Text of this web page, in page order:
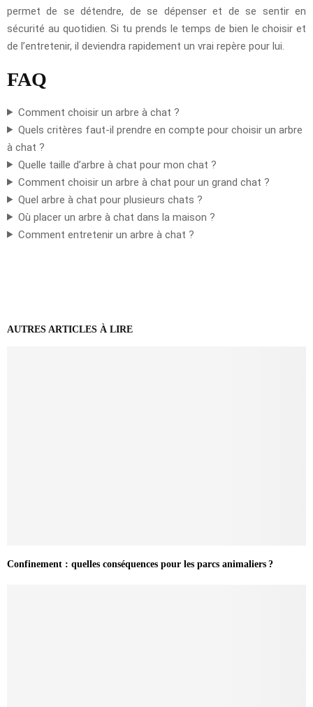
permet de se détendre, de se dépenser et de se sentir en
sécurité au quotidien. Si tu prends le temps de bien le choisir et
de l’entretenir, il deviendra rapidement un vrai repère pour lui.
FAQ
Comment choisir un arbre à chat ?
Quels critères faut-il prendre en compte pour choisir un arbre
à chat ?
Quelle taille d’arbre à chat pour mon chat ?
Comment choisir un arbre à chat pour un grand chat ?
Quel arbre à chat pour plusieurs chats ?
Où placer un arbre à chat dans la maison ?
Comment entretenir un arbre à chat ?
AUTRES ARTICLES À LIRE
Confinement : quelles conséquences pour les parcs animaliers ?